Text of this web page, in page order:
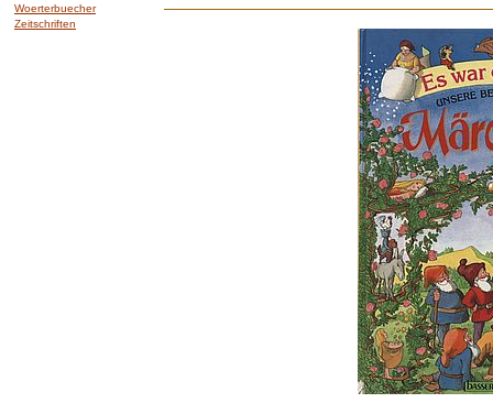
Woerterbuecher
Zeitschriften